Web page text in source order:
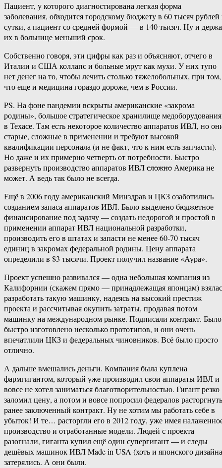
Пациент, у которого диагностирована легкая форма
заболевания, обходится городскому бюджету в 60 тысяч рублей
сутки, а пациент со средней формой — в 140 тысяч. Ну и
их в больнице меньший срок.
Собственно говоря, эти цифры как раз и объясняют, отчего в
Италии и США коллапс и больные мрут как мухи. У них тупо
нет денег на то, чтобы лечить столько тяжелобольных, при том,
что еще и медицина гораздо дороже, чем в России.
PS. На фоне пандемии вскрыты американские «закрома
родины», большое стратегическое хранилище медоборудования
в Техасе. Там есть некоторое количество аппаратов ИВЛ, но
старые, сложные в применении и требуют высокой
квалификации персонала (и не факт, что к ним есть запчасти).
Но даже и их примерно четверть от потребности. Быстро
развернуть производство аппаратов ИВЛсложноАмерика не
может. А ведь так было не всегда.
Ещё в 2006 году американский Минздрав и ЦКЗ озаботились
созданием запаса аппаратов ИВЛ. Было выделено бюджетное
финансирование под задачу — создать недорогой и простой в
применении аппарат ИВЛ национальной разработки,
производить его в штатах и запасти не менее 60-70 тысяч
единиц в закромах федеральной родины. Цену аппарата
определили в $3 тысячи. Проект получил название «Аура».
Проект успешно развивался — одна небольшая компания из
Калифорнии (скажем прямо — принадлежащая японцам)
разработать такую машинку, надеясь на высокий престиж
проекта и рассчитывая окупить затраты, продавая потом
машинку на международном рынке. Подписали контракт. Было
быстро изготовлено несколько прототипов, и они очень
впечатлили ЦКЗ и федеральных чиновников. Всё было просто
отлично.
А дальше вмешались деньги. Компания была куплена
фармгигантом, который уже производил свои аппараты ИВЛ и
вовсе не хотел заниматься благотворительностью. Гигант резко
заломил цену, а потом и вовсе попросил федералов расторгнуть
ранее заключенный контракт. Ну не хотим мы работать себе в
убыток! И те… расторгли его в 2012 году, уже имея
производство и отработанные модели. Людей с проекта
разогнали, гиганта купил ещё один супергигант — и следы
дешёвых машинок ИВЛ Made in USA (хоть и японского
затерялись. А они были.